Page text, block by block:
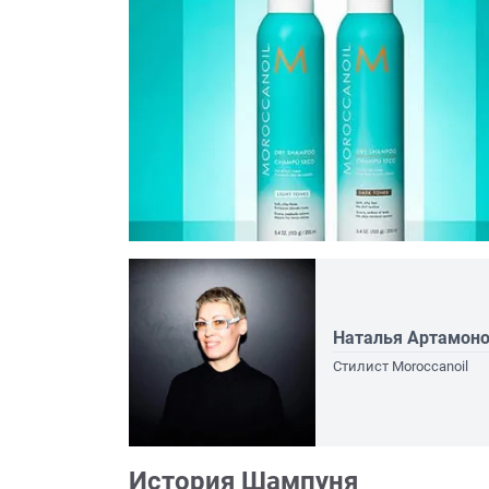
Наталья
Стилист Moroccanoil
История Шампуня